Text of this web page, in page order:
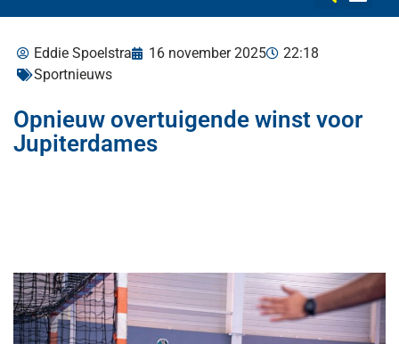
Eddie Spoelstra 16 november 2025
22:18
Sportnieuws
Opnieuw overtuigende winst voor
Jupiterdames